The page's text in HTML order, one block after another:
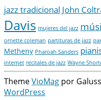
jazz tradicional John
Davis mujeres del jazz
ornette coleman partituras de jazz
Metheny Pharoah Sanders
internet recitales de jazz Wayne
ThemeVioMag por
WordPress